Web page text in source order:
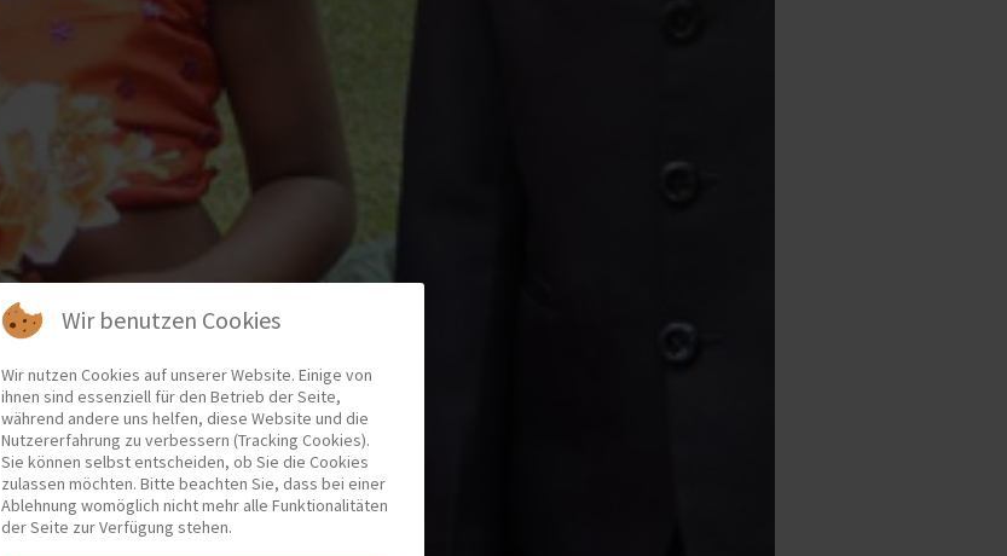
Wir benutzen Cookies
Wir nutzen Cookies auf unserer Website. Einige von
ihnen sind essenziell für den Betrieb der Seite,
während andere uns helfen, diese Website und die
Nutzererfahrung zu verbessern (Tracking Cookies).
Sie können selbst entscheiden, ob Sie die Cookies
zulassen möchten. Bitte beachten Sie, dass bei einer
Ablehnung womöglich nicht mehr alle Funktionalitäten
der Seite zur Verfügung stehen.